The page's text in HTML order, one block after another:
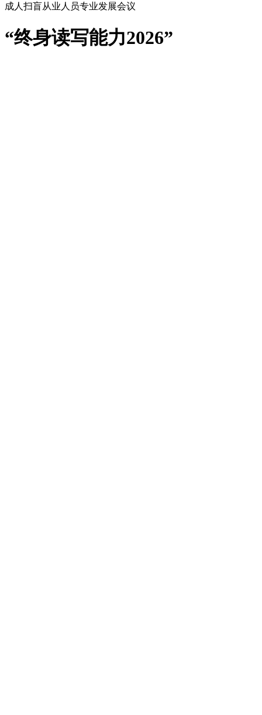
成人扫盲从业人员专业发展会议
“终身读写能力2026”